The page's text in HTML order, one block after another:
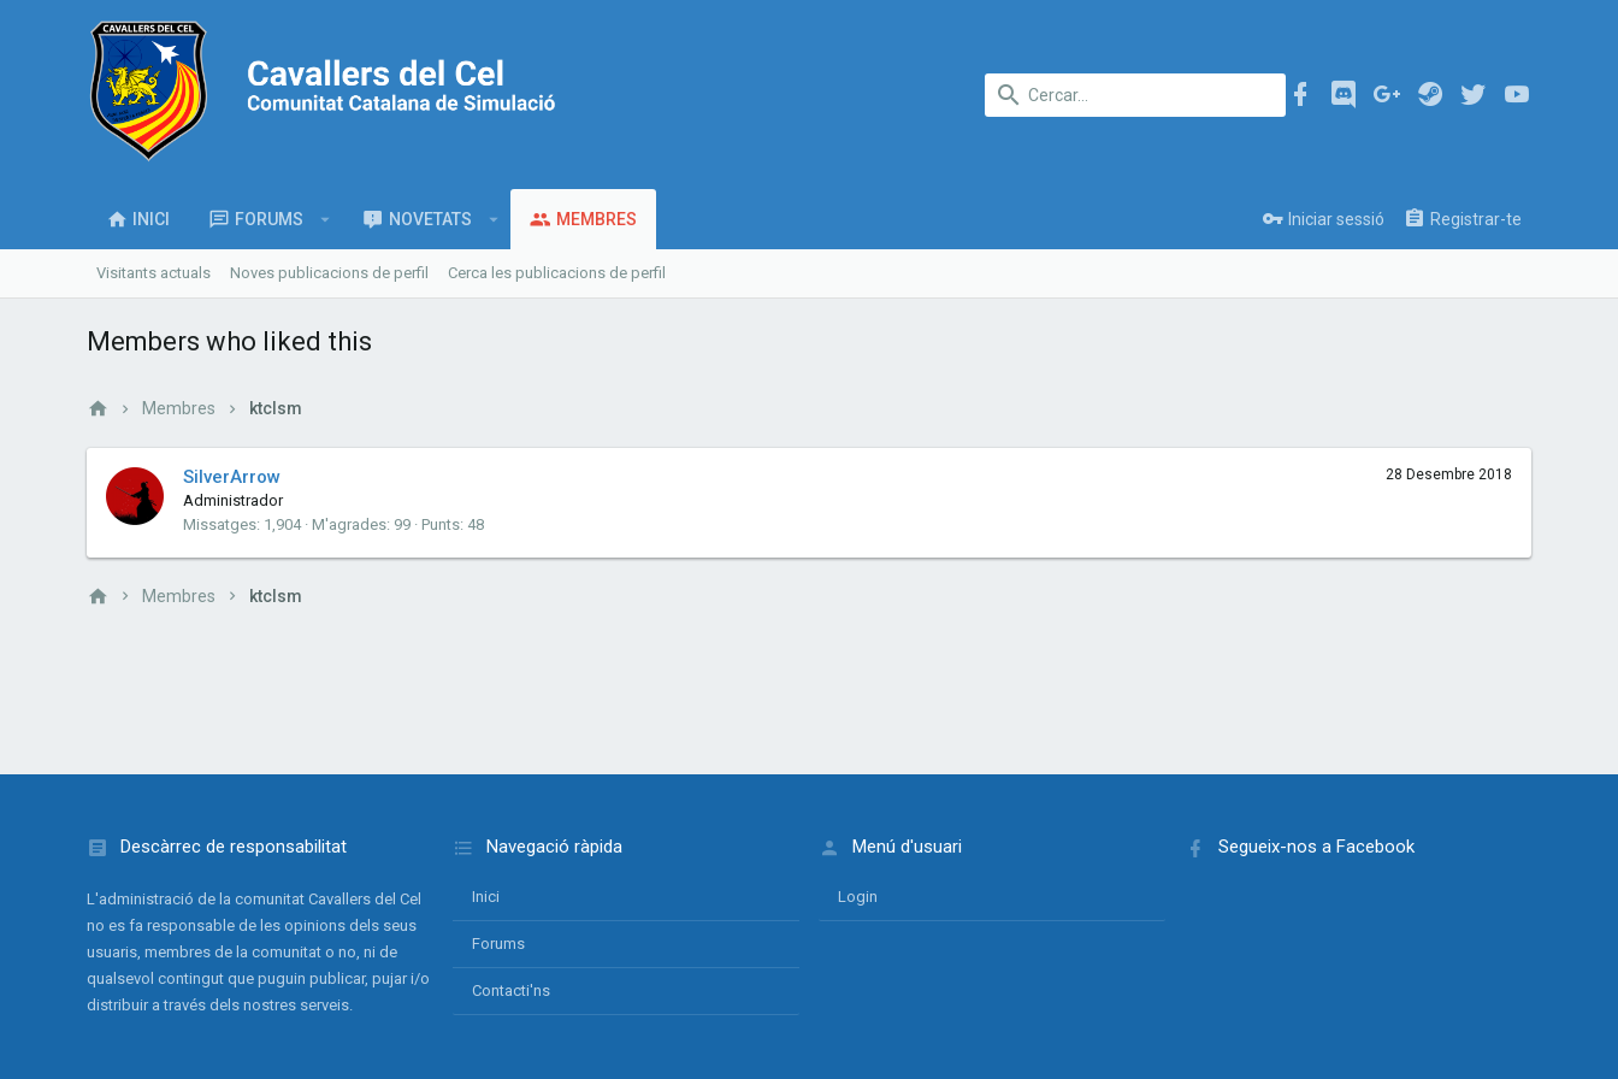
INICI FORUMS NOVETATS MEMBRES Iniciar sessió Registrar-te
Visitants actuals Noves publicacions de perfil Cerca les publicacions de perfil
Members who liked this
Membres ktclsm
28 Desembre 2018
SilverArrow
Administrador
Missatges 1,904 M'agrades 99 Punts 48
Membres ktclsm
Descàrrec de responsabilitat
L'administració de la comunitat Cavallers del Cel
no es fa responsable de les opinions dels seus
usuaris, membres de la comunitat o no, ni de
qualsevol contingut que puguin publicar, pujar i/o
distribuir a través dels nostres serveis.
Navegació ràpida
Inici
Forums
Contacti'ns
Menú d'usuari
Login
Segueix-nos a Facebook